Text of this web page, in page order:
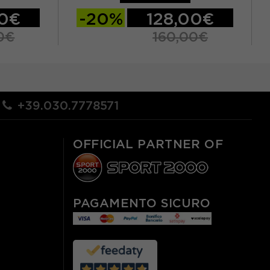
40 / US 8
-20% 128,00€
160,00€
+39.030.7778571
OFFICIAL PARTNER OF
PAGAMENTO SICURO